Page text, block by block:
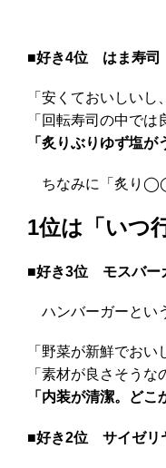
■好き4位 はま寿司
「安くておいしいし
「回転寿司の中で
「炙りぶりゆず塩
ちなみに「炙り◯◯
1位は「いつ
■好き3位 モスバー
ハンバーガーとい
「野菜が新鮮でおい
「素材が良さそうな
「内装が清潔。ど
■好き2位 サイゼリ